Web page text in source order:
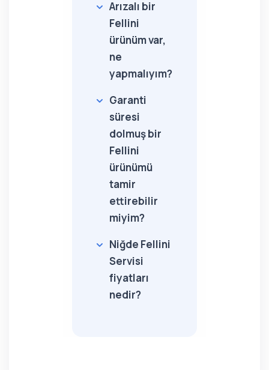
Arızalı bir
Fellini
ürünüm var,
ne
yapmalıyım?
Garanti
süresi
dolmuş bir
Fellini
ürünümü
tamir
ettirebilir
miyim?
Niğde Fellini
Servisi
fiyatları
nedir?